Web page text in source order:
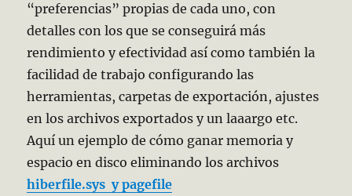
“preferencias” propias de cada uno, con
detalles con los que se conseguirá más
rendimiento y efectividad así como también la
facilidad de trabajo configurando las
herramientas, carpetas de exportación, ajustes
en los archivos exportados y un laaargo etc.
Aquí un ejemplo de cómo ganar memoria y
espacio en disco eliminando los archivos
hiberfile.sys y pagefile